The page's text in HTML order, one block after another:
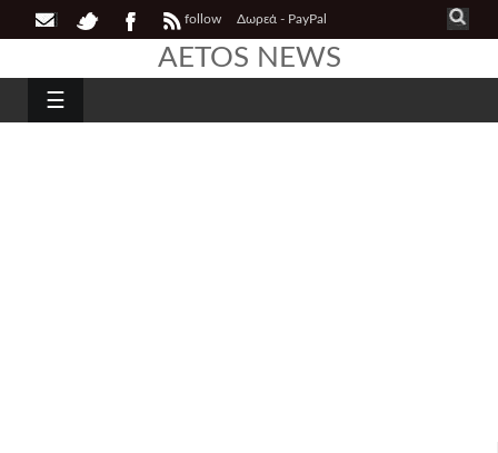
follow Δωρεά - PayPal
AETOS NEWS
☰